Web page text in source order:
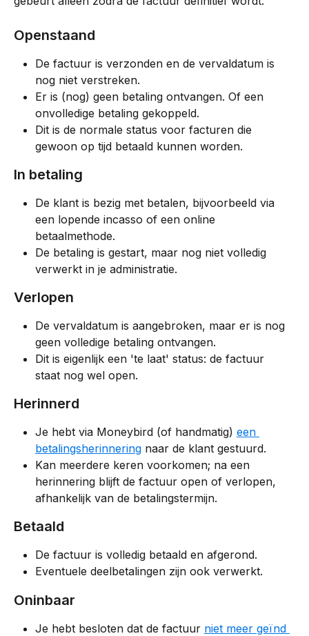
Openstaand
De factuur is verzonden en de vervaldatum is
nog niet verstreken.
Er is (nog) geen betaling ontvangen. Of een
onvolledige betaling gekoppeld.
Dit is de normale status voor facturen die
gewoon op tijd betaald kunnen worden.
In betaling
De klant is bezig met betalen, bijvoorbeeld via
een lopende incasso of een online
betaalmethode.
De betaling is gestart, maar nog niet volledig
verwerkt in je administratie.
Verlopen
De vervaldatum is aangebroken, maar er is nog
geen volledige betaling ontvangen.
Dit is eigenlijk een 'te laat' status: de factuur
staat nog wel open.
Herinnerd
Je hebt via Moneybird (of handmatig) een
betalingsherinnering naar de klant gestuurd.
Kan meerdere keren voorkomen; na een
herinnering blijft de factuur open of verlopen,
afhankelijk van de betalingstermijn.
Betaald
De factuur is volledig betaald en afgerond.
Eventuele deelbetalingen zijn ook verwerkt.
Oninbaar
Je hebt besloten dat de factuur niet meer geïnd